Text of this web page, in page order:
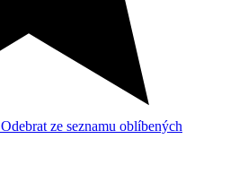
Odebrat ze seznamu oblíbených